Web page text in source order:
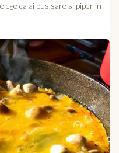
ca ai pus sare si piper in